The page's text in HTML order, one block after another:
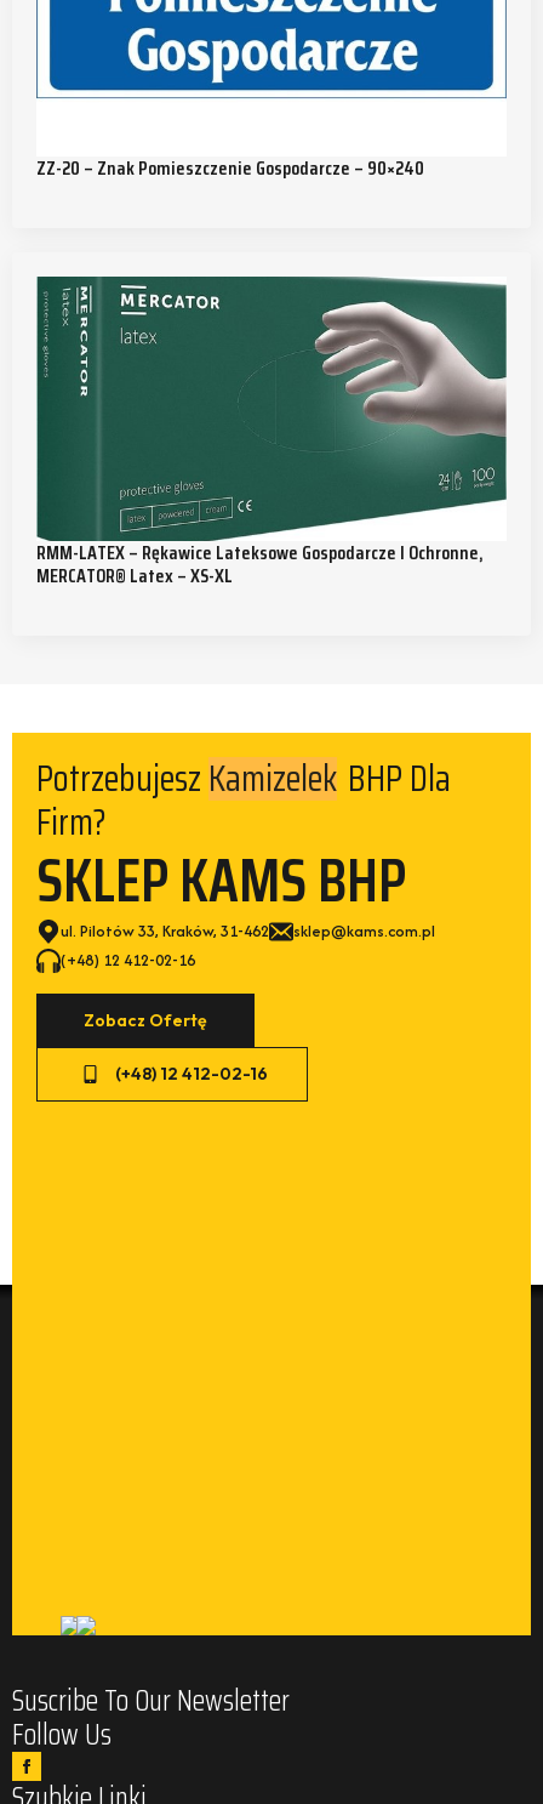
ZZ-20 – Znak Pomieszczenie Gospodarcze – 90×240
RMM-LATEX – Rękawice Lateksowe Gospodarcze I Ochronne,
MERCATOR® Latex – XS-XL
PotrzebujeszKamizelek BHP Dla
Firm?
SKLEP KAMS BHP
ul. Pilotów 33, Kraków, 31-462
sklep@kams.com.pl
(+48) 12 412-02-16
Zobacz Ofertę
(+48) 12 412-02-16
Suscribe To Our Newsletter
Follow Us